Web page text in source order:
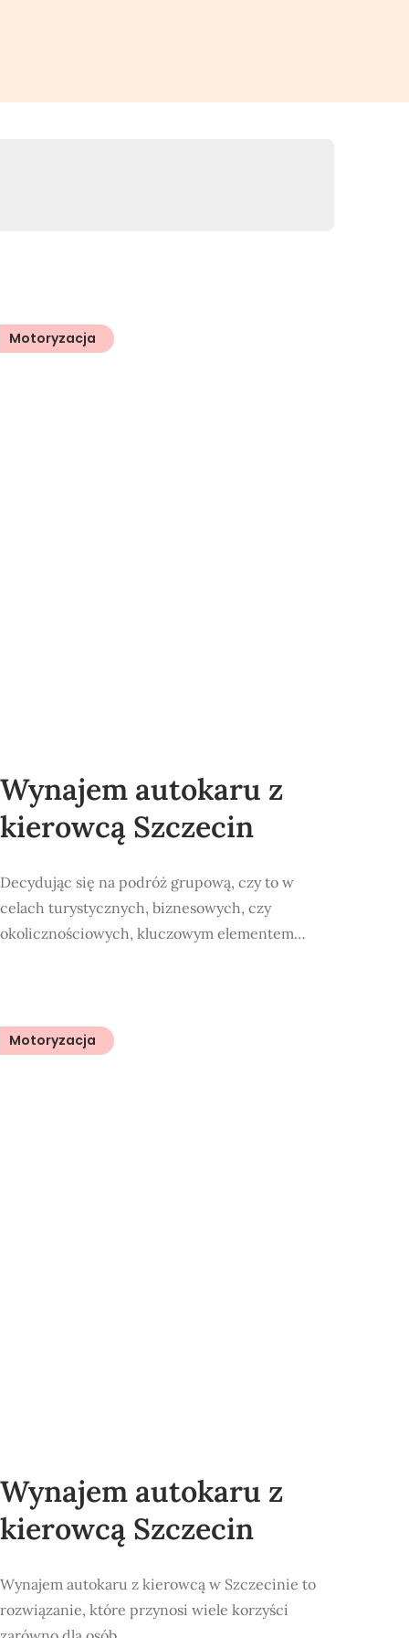
Motoryzacja
Wynajem autokaru z
kierowcą Szczecin
Decydując się na podróż grupową, czy to w
celach turystycznych, biznesowych, czy
okolicznościowych, kluczowym elementem…
Motoryzacja
Wynajem autokaru z
kierowcą Szczecin
Wynajem autokaru z kierowcą w Szczecinie to
rozwiązanie, które przynosi wiele korzyści